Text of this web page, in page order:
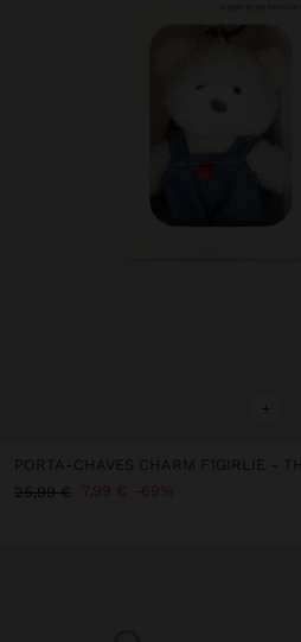
+
PORTA-CHAVES CHARM F1GIRLIE -
25,99 €
7,99 € 69%